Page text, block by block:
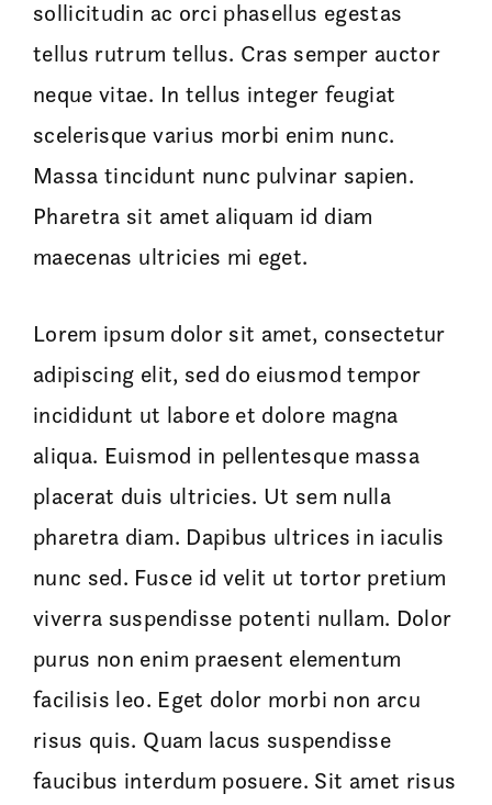
sollicitudin ac orci phasellus egestas
tellus rutrum tellus. Cras semper auctor
neque vitae. In tellus integer feugiat
scelerisque varius morbi enim nunc.
Massa tincidunt nunc pulvinar sapien.
Pharetra sit amet aliquam id diam
maecenas ultricies mi eget.
Lorem ipsum dolor sit amet, consectetur
adipiscing elit, sed do eiusmod tempor
incididunt ut labore et dolore magna
aliqua. Euismod in pellentesque massa
placerat duis ultricies. Ut sem nulla
pharetra diam. Dapibus ultrices in iaculis
nunc sed. Fusce id velit ut tortor pretium
viverra suspendisse potenti nullam. Dolor
purus non enim praesent elementum
facilisis leo. Eget dolor morbi non arcu
risus quis. Quam lacus suspendisse
faucibus interdum posuere. Sit amet risus